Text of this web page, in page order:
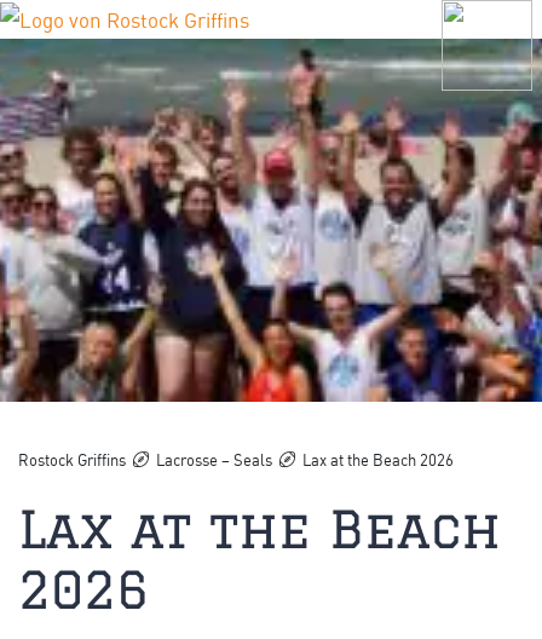
Rostock Griffins Lacrosse – Seals Lax at the Beach 2026
Lax at the Beach
2026